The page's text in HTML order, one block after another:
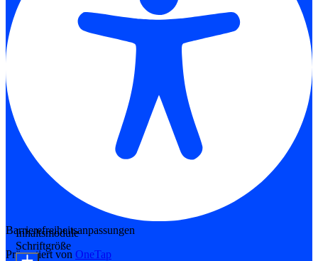
Barrierefreiheitsanpassungen
Präsentiert von OneTap
Inhaltsmodule
Schriftgröße